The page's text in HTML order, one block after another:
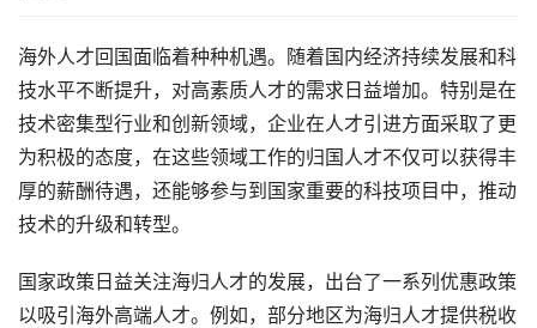
海外人才回国面临着种种机遇。随着国内经济持续发展和科
技水平不断提升，对高素质人才的需求日益增加。特别是在
技术密集型行业和创新领域，企业在人才引进方面采取了更
为积极的态度，在这些领域工作的归国人才不仅可以获得丰
厚的薪酬待遇，还能够参与到国家重要的科技项目中，推动
技术的升级和转型。
国家政策日益关注海归人才的发展，出台了一系列优惠政策
以吸引海外高端人才。例如，部分地区为海归人才提供税收